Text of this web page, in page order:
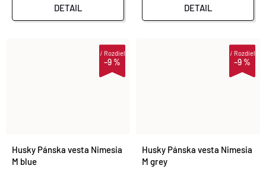
DETAIL DETAIL
–9 %
iRozdiel
Husky Pánska vesta Nimesia
M blue
–9 %
iRozdiel
Husky Pánska vesta Nimesia
M grey